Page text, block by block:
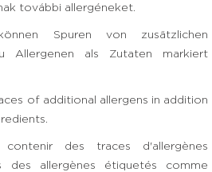
további allergéneket.
Spuren von zusätzlichen
Allergenen als Zutaten markiert
of additional allergens in addition
des traces d'allergènes
des allergènes étiquetés comme